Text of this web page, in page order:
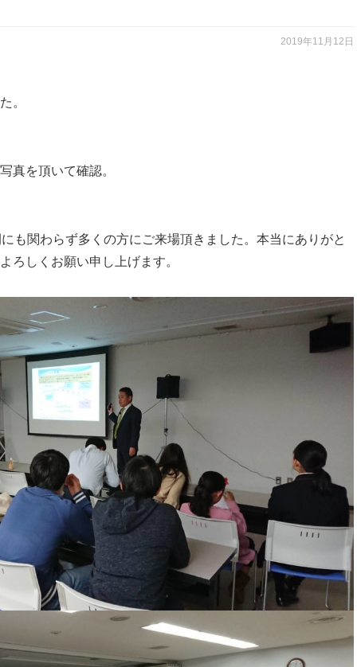
2019年11月12日
。
真を頂いて確認。
も関わらず多くの方にご来場頂きました。本当にありがと
ろしくお願い申し上げます。